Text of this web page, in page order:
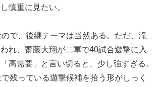
慎重に見たい。
で、後継テーマは当然ある。ただ、滝
れ、齋藤大翔が二軍で40試合遊撃に入
高需要」と言い切ると、少し強すぎる。
残っている遊撃候補を拾う形がしっく